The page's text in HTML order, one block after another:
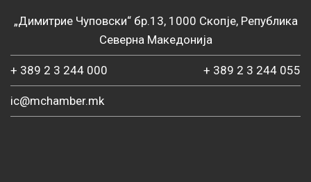
„Димитрие Чуповски“ бр.13, 1000 Скопје, Република
Северна Македонија
+ 389 2 3 244 000 + 389 2 3 244 055
ic@mchamber.mk